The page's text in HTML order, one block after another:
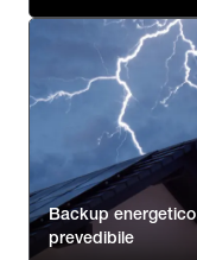
Backup energetico
prevedibile